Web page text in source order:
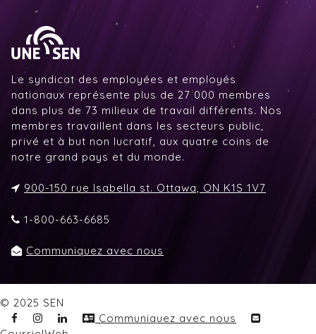
Le syndicat des employées et employés
nationaux représente plus de 27 000 membres
dans plus de 73 milieux de travail différents. Nos
membres travaillent dans les secteurs public,
privé et à but non lucratif, aux quatre coins de
notre grand pays et du monde.
900-150 rue Isabella st. Ottawa, ON K1S 1V7
1-800-663-6685
Communiquez avec nous
© 2025 SEN
Communiquez avec nous